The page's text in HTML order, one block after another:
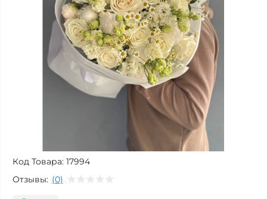
Код Товара: 17994
Отзывы: (0)